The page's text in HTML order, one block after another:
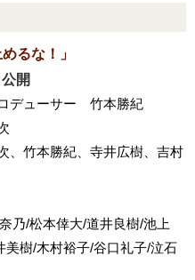
るな！」
開
デューサー 竹本勝紀
竹本勝紀、寺井広樹、吉村
乃/松本倖大/道井良樹/池上
樹/木村裕子/谷口礼子/泣石